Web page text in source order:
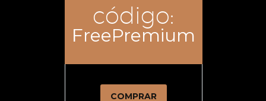
código:
FreePremium
COMPRAR